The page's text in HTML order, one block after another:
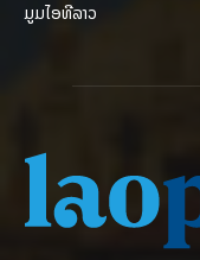
ມູມໄອທີລາວ